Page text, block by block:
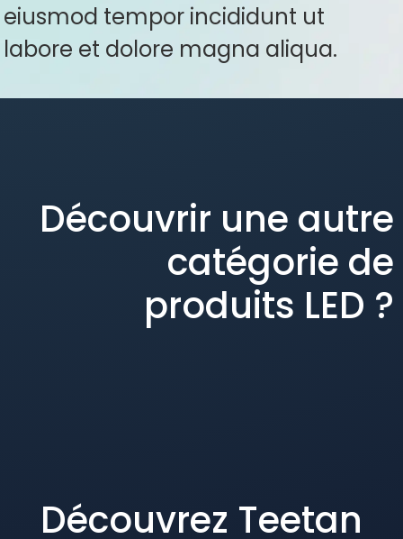
eiusmod tempor incididunt ut
labore et dolore magna aliqua.
Découvrir une autre
catégorie de
produits LED ?
Découvrez Teetan